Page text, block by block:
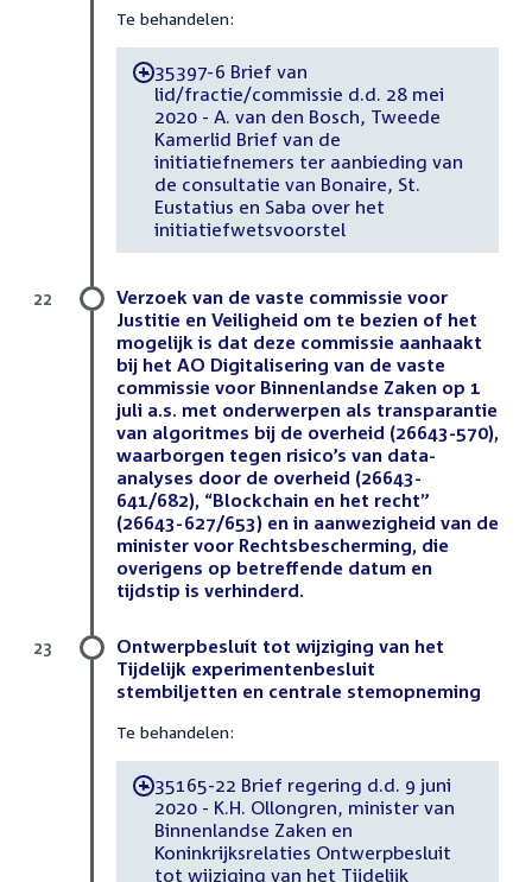
Te behandelen:
-35397-6 Brief van
lid/fractie/commissie d.d. 28 mei
2020 - A. van den Bosch, Tweede
Kamerlid Brief van de
initiatiefnemers ter aanbieding van
de consultatie van Bonaire, St.
Eustatius en Saba over het
initiatiefwetsvoorstel
Verzoek van de vaste commissie voor
Justitie en Veiligheid om te bezien of het
mogelijk is dat deze commissie aanhaakt
bij het AO Digitalisering van de vaste
commissie voor Binnenlandse Zaken op 1
juli a.s. met onderwerpen als transparantie
van algoritmes bij de overheid (26643-570),
waarborgen tegen risico’s van data-
analyses door de overheid (26643-
641/682), “Blockchain en het recht”
(26643-627/653) en in aanwezigheid van de
minister voor Rechtsbescherming, die
overigens op betreffende datum en
tijdstip is verhinderd.
22
Ontwerpbesluit tot wijziging van het
Tijdelijk experimentenbesluit
stembiljetten en centrale stemopneming
Te behandelen:
-35165-22 Brief regering d.d. 9 juni
2020 - K.H. Ollongren, minister van
Binnenlandse Zaken en
Koninkrijksrelaties Ontwerpbesluit
tot wijziging van het Tijdelijk
23